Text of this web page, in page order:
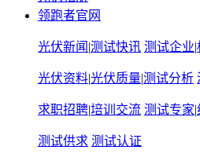
领跑者官网
光伏新闻 |测试快讯 测试企业|
光伏资料|光伏质量|测试分析
求职招聘|培训交流 测试专家|
测试供求 测试认证